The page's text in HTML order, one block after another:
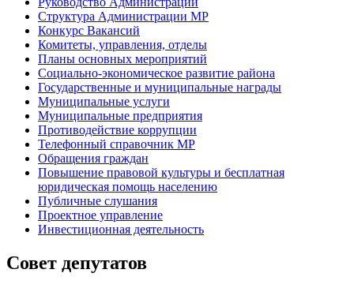
Структура Администрации МР
Конкурс Вакансий
Комитеты, управления, отделы
Планы основных мероприятий
Социально-экономическое развитие района
Государственные и муниципальные награды
Муниципальные услуги
Муниципальные предприятия
Противодействие коррупции
Телефонный справочник МР
Обращения граждан
Повышение правовой культуры и бесплатная
юридическая помощь населению
Публичные слушания
Проектное управление
Инвестиционная деятельность
Совет депутатов